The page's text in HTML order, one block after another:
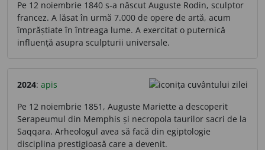
Pe 12 noiembrie 1840 s-a născut Auguste Rodin, sculptor
francez. A lăsat în urmă 7.000 de opere de artă, acum
împrăștiate în întreaga lume. A exercitat o puternică
influență asupra sculpturii universale.
2024: apis
Pe 12 noiembrie 1851, Auguste Mariette a descoperit
Serapeumul din Memphis și necropola taurilor sacri de la
Saqqara. Arheologul avea să facă din egiptologie
disciplina prestigioasă care a devenit.